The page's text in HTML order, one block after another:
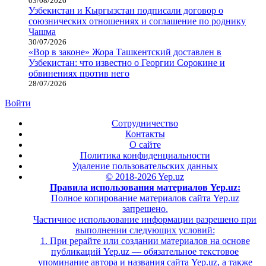
Узбекистан и Кыргызстан подписали договор о
союзнических отношениях и соглашение по роднику
Чашма
30/07/2026
«Вор в законе» Жора Ташкентский доставлен в
Узбекистан: что известно о Георгии Сорокине и
обвинениях против него
28/07/2026
Войти
Сотрудничество
Контакты
О сайте
Политика конфиденциальности
Удаление пользовательских данных
© 2018-2026 Yep.uz
Правила использования материалов Yep.uz:
Полное копирование материалов сайта Yep.uz
запрещено.
Частичное использование информации разрешено при
выполнении следующих условий:
1. При рерайте или создании материалов на основе
публикаций Yep.uz — обязательное текстовое
упоминание автора и названия сайта Yep.uz, а также